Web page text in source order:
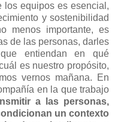
los equipos es esencial,
y sostenibilidad
menos importante, es
de las personas, darles
entiendan en qué
es nuestro propósito,
vernos mañana. En
en la que trabajo
a las personas,
un contexto